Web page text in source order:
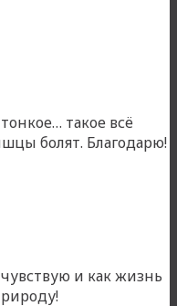
такое всё
болят. Благодарю!
и как жизнь